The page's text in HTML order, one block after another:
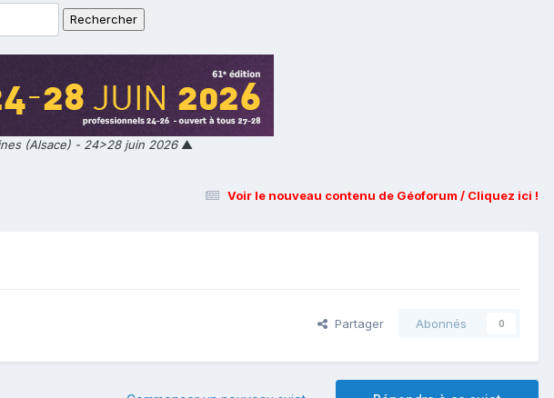
(Alsace) - 24>28 juin 2026▲
Voir le nouveau contenu de Géoforum / Cliquez ici !
Partager Abonnés 0